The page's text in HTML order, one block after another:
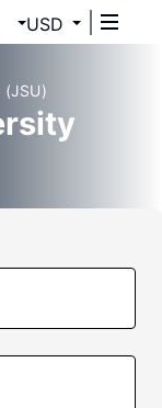
USD
(JSU)